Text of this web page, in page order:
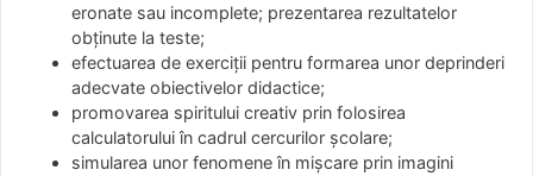
eronate sau incomplete; prezentarea rezultatelor
obținute la teste;
efectuarea de exerciții pentru formarea unor deprinderi
adecvate obiectivelor didactice;
promovarea spiritului creativ prin folosirea
calculatorului în cadrul cercurilor școlare;
simularea unor fenomene în mișcare prin imagini